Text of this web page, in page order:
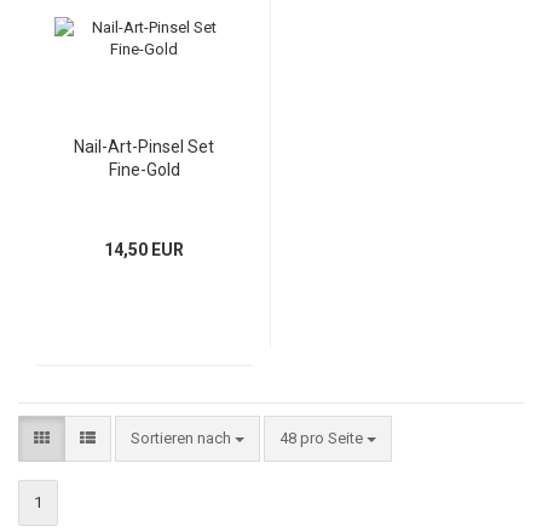
Nail-Art-Pinsel Set
Fine-Gold
14,50 EUR
Sortieren nach 48 pro Seite
1